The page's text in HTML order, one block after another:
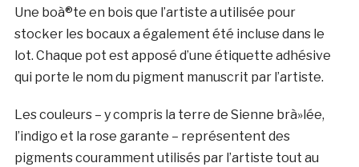
Une boà®te en bois que l’artiste a utilisée pour
stocker les bocaux a également été incluse dans le
lot. Chaque pot est apposé d’une étiquette adhésive
qui porte le nom du pigment manuscrit par l’artiste.
Les couleurs – y compris la terre de Sienne brà»lée,
l’indigo et la rose garante – représentent des
pigments couramment utilisés par l’artiste tout au